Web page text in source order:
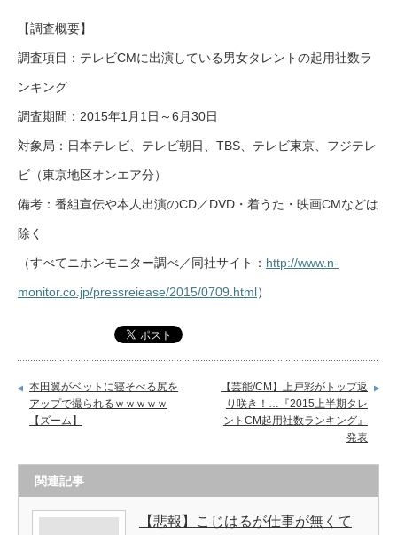
【調査概要】
調査項目：テレビCMに出演している男女タレントの起用社数ラ
ンキング
調査期間：2015年1月1日～6月30日
対象局：日本テレビ、テレビ朝日、TBS、テレビ東京、フジテレ
ビ（東京地区オンエア分）
備考：番組宣伝や本人出演のCD／DVD・着うた・映画CMなどは
除く
（すべてニホンモニター調べ／同社サイト： http://www.n-
monitor.co.jp/pressreiease/2015/0709.html）
本田翼がベットに寝そべる尻を
アップで撮られるｗｗｗｗｗ
【ズーム】
【芸能/CM】上戸彩がトップ返
り咲き！…『2015上半期タレ
ントCM起用社数ランキング』
発表
関連記事
【悲報】こじはるが仕事が無くて